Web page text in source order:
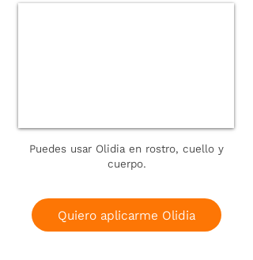
Puedes usar Olidia en rostro, cuello y
cuerpo.
Quiero aplicarme Olidia